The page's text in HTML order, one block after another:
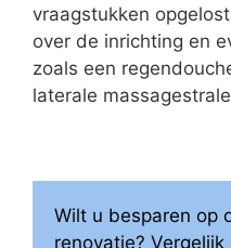
vraagstukken
over de inrichting en
zoals een
laterale
Wilt u besparen op
renovatie?